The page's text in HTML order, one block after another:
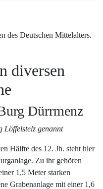
des Deutschen Mittelalters.
diversen
Dürrmenz
Löffelstelz genannt
Hälfte des 12. Jh. steht hier
Zu ihr gehören
1,5 Meter starken
Grabenanlage mit einer 1,6